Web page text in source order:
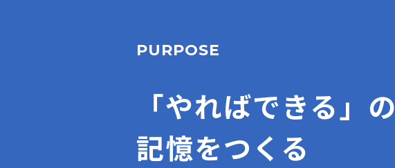
PURPOSE
「やればできる」の
記憶をつくる